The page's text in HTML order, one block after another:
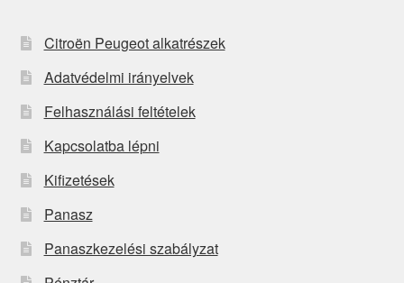
Citroën Peugeot alkatrészek
Adatvédelmi irányelvek
Felhasználási feltételek
Kapcsolatba lépni
Kifizetések
Panasz
Panaszkezelési szabályzat